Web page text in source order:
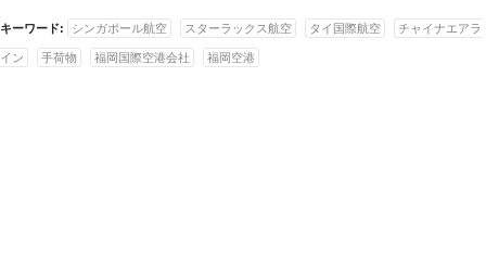
キーワード: シンガポール航空 スターラックス航空 タイ国際航空 チャイナエアラ
イン 手荷物 福岡国際空港会社 福岡空港